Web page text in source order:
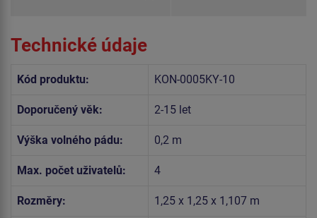
Technické údaje
Kód produktu: KON-0005KY-10
Doporučený věk: 2-15 let
Výška volného pádu: 0,2 m
Max. počet uživatelů: 4
Rozměry: 1,25 x 1,25 x 1,107 m